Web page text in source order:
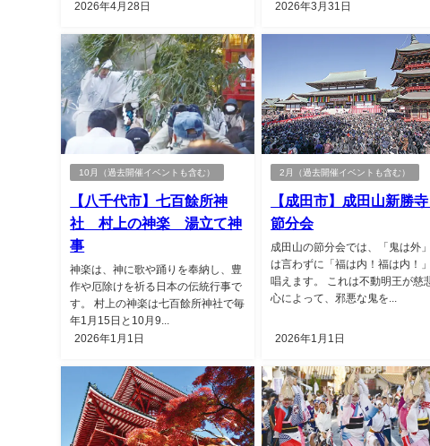
2026年4月28日 2026年3月31日
10月（過去開催イベントも含む）
【八千代市】七百餘所神
社 村上の神楽 湯立て神
事
神楽は、神に歌や踊りを奉納し、豊
作や厄除けを祈る日本の伝統行事で
す。 村上の神楽は七百餘所神社で毎
年1月15日と10月9...
2026年1月1日
2月（過去開催イベントも含む）
【成田市】成田山新勝
節分会
成田山の節分会では、「鬼は外
は言わずに「福は内！福は内！
唱えます。 これは不動明王が慈
心によって、邪悪な鬼を...
2026年1月1日